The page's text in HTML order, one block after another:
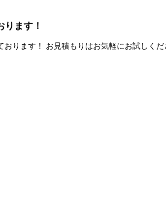
ます！
ります！ お見積もりはお気軽にお試しくだ